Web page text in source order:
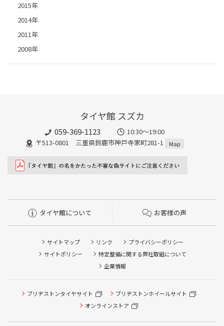
2015年
2014年
2011年
2008年
タイヤ館 スズカ
059-369-1123
10:30～19:00
〒513-0801 三重県鈴鹿市神戸寺家町281-1
Map
タイヤ館について お客様の声
サイトマップ リンク
プライバシーポリシー
サイトポリシー
特定整備に関する弊社取組について
企業情報
ブリヂストンタイヤサイト
ブリヂストンホイールサイト
オンラインストア
タイヤ点検・安全点検/タイヤ履き替え/オイル交換/その他
ピット作業の予約